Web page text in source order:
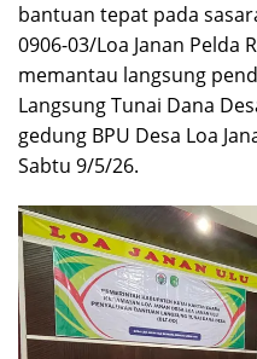
bantuan tepat pada
0906-03/Loa Janan Pelda
memantau langsung
Langsung Tunai Dana
gedung BPU Desa Loa
Sabtu 9/5/26.